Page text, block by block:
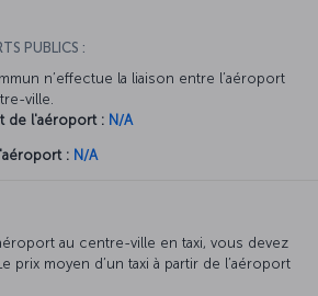
PUBLICS :
n’effectue la liaison entre l’aéroport
ville.
de l'aéroport : N/A
: N/A
au centre-ville en taxi, vous devez
prix moyen d’un taxi à partir de l’aéroport